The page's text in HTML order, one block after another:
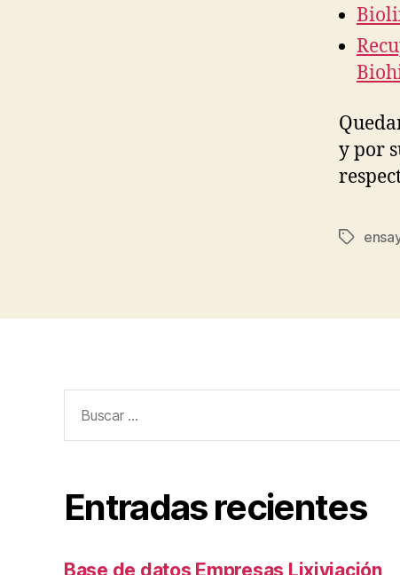
y por
Etiquetas
Entradas recientes
Base de datos Empresas Lixiviación